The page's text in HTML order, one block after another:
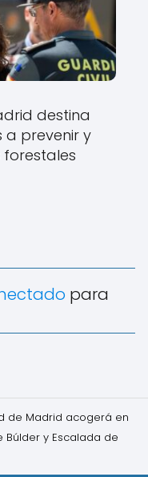
destina
a prevenir y
para
de Madrid acogerá en
y Escalada de